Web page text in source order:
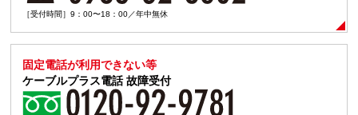
［受付時間］9：00〜18：00／年中無休
固定電話が利用できない等
ケーブルプラス電話故障受付